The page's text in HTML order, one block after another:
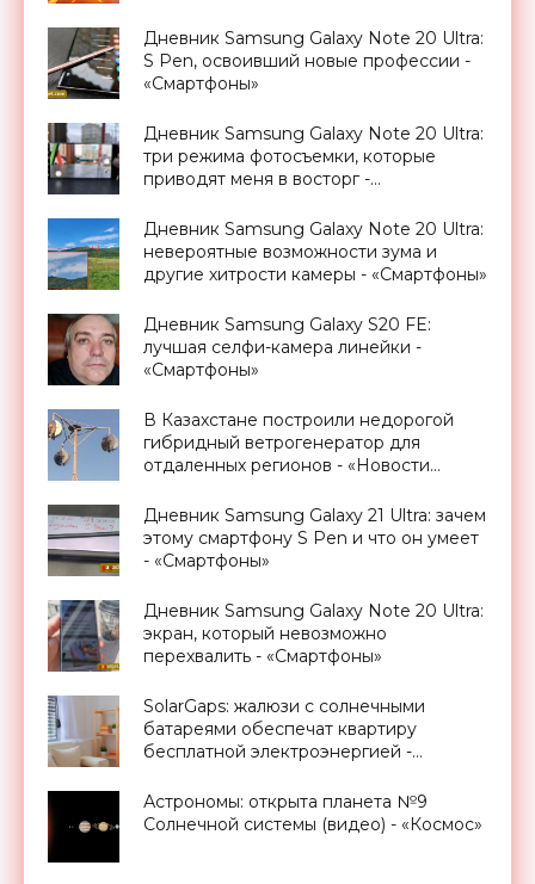
Дневник Samsung Galaxy Note 20 Ultra:
S Pen, освоивший новые профессии -
«Смартфоны»
Дневник Samsung Galaxy Note 20 Ultra:
три режима фотосъемки, которые
приводят меня в восторг -
Дневник Samsung Galaxy Note 20 Ultra:
невероятные возможности зума и
другие хитрости камеры - «Смартфоны»
Дневник Samsung Galaxy S20 FE:
лучшая селфи-камера линейки -
«Смартфоны»
В Казахстане построили недорогой
гибридный ветрогенератор для
отдаленных регионов - «Новости
Дневник Samsung Galaxy 21 Ultra: зачем
этому смартфону S Pen и что он умеет
- «Смартфоны»
Дневник Samsung Galaxy Note 20 Ultra:
экран, который невозможно
перехвалить - «Смартфоны»
SolarGaps: жалюзи с солнечными
батареями обеспечат квартиру
бесплатной электроэнергией -
Астрономы: открыта планета №9
Солнечной системы (видео) - «Космос»